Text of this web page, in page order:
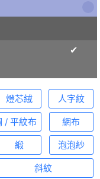
燈芯絨 人字紋
/ 平紋布 網布
緞 泡泡紗
斜紋